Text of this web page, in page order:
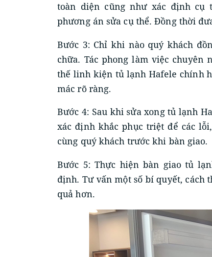
toàn diện cũng như xác định cụ
phương án sửa cụ thể. Đồng thời
Bước 3: Chỉ khi nào quý khách
chữa. Tác phong làm việc
thế linh kiện tủ lạnh Hafele chính
mác rõ ràng.
Bước 4: Sau khi sửa xong tủ lạnh
xác định khắc phục triệt để các
cùng quý khách trước khi bàn giao.
Bước 5: Thực hiện bàn giao tủ
định. Tư vấn một số bí quyết, cách
quả hơn.